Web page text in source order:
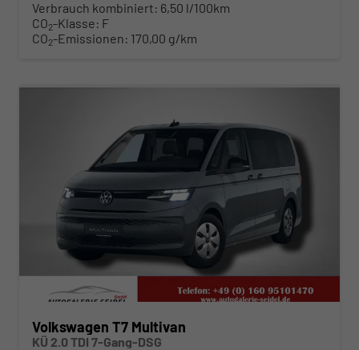
Verbrauch kombiniert: 6,50 l/100km
CO2-Klasse: F
CO2-Emissionen: 170,00 g/km
Volkswagen T7 Multivan
KÜ 2.0 TDI 7-Gang-DSG